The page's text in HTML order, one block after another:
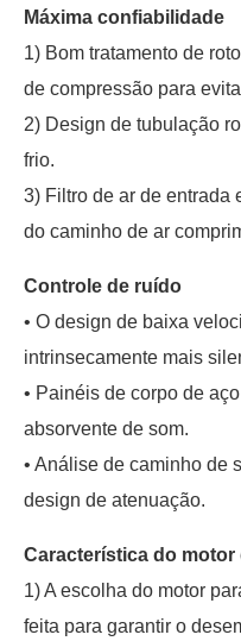
Máxima confiabilidade
1) Bom tratamento de
de compressão para
2) Design de tubulação
frio.
3) Filtro de ar de entrada
do caminho de ar
Controle de ruído
• O design de baixa
intrinsecamente mais
• Painéis de corpo de
absorvente de som.
• Análise de caminho de
design de atenuação.
Característica do motor
1) A escolha do motor
feita para garantir o